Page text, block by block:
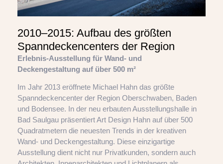
2010–2015: Aufbau des größten
Spanndeckencenters der Region
Erlebnis-Ausstellung für Wand- und
Deckengestaltung auf über 500 m²
Im Jahr 2013 eröffnete Michael Hahn das größte
Spanndeckencenter der Region Oberschwaben, Baden
und Bodensee. In der neu erbauten Ausstellungshalle in
Bad Saulgau präsentiert Art Design Hahn auf über 500
Quadratmetern die neuesten Trends in der kreativen
Wand- und Deckengestaltung. Diese einzigartige
Ausstellung dient nicht nur Privatkunden, sondern auch